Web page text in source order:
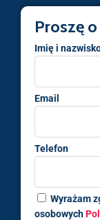
Proszę
Imię i
Email
Telefon
Wyrażam
osobowych